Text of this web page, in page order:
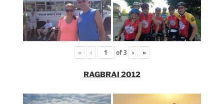
« ‹ of3 › »
RAGBRAI 2012